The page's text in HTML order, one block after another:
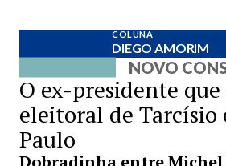
COLUNA
DIEGO AMORIM
NOVO
O ex-presidente
eleitoral de Tarcísio
Paulo
Dobradinha entre Michel